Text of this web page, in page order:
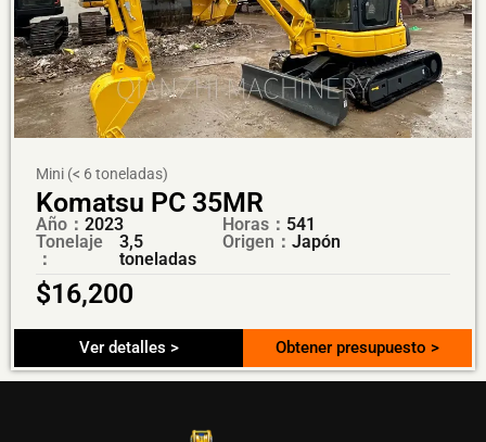
Mini (< 6 toneladas)
Komatsu PC 35MR
Año： 2023
Tonelaje
：
3,5
toneladas
Horas： 541
Origen： Japón
$16,200
Ver detalles > Obtener presupuesto >